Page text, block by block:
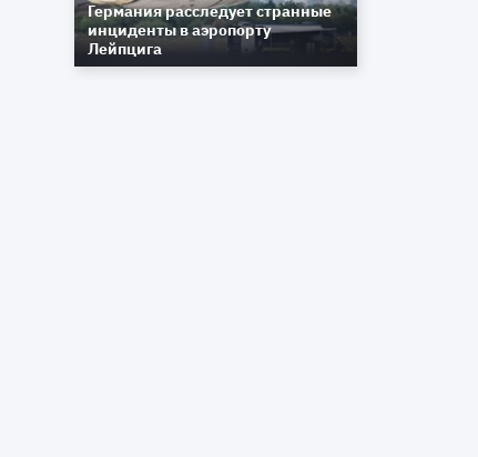
Германия расследует странные
инциденты в аэропорту
Лейпцига